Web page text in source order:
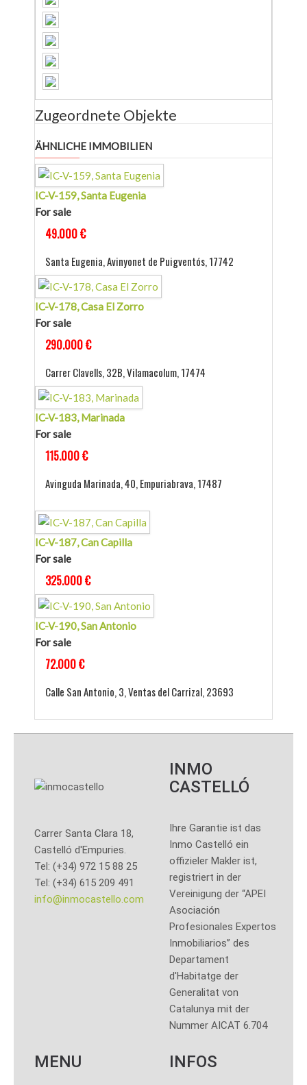
Zugeordnete Objekte
ÄHNLICHE IMMOBILIEN
IC-V-159, Santa Eugenia
For sale
49.000 €
Santa Eugenia, Avinyonet de Puigventós, 17742
IC-V-178, Casa El Zorro
For sale
290.000 €
Carrer Clavells, 32B, Vilamacolum, 17474
IC-V-183, Marinada
For sale
115.000 €
Avinguda Marinada, 40, Empuriabrava, 17487
IC-V-187, Can Capilla
For sale
325.000 €
IC-V-190, San Antonio
For sale
72.000 €
Calle San Antonio, 3, Ventas del Carrizal, 23693
Carrer Santa Clara 18,
Castelló d'Empuries.
Tel: (+34) 972 15 88 25
Tel: (+34) 615 209 491
info@inmocastello.com
INMO
CASTELLÓ
Ihre Garantie ist das
Inmo Castelló ein
offizieler Makler ist,
registriert in der
Vereinigung der “APEI
Asociación
Profesionales Expertos
Inmobiliarios” des
Departament
d'Habitatge der
Generalitat von
Catalunya mit der
Nummer AICAT 6.704
MENU INFOS